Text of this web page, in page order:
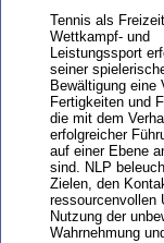
Tennis als
Wettkampf- und
Leistungssport
seiner
Bewältigung eine
Fertigkeiten und
die mit dem
erfolgreicher
auf einer Ebene
sind. NLP
Zielen, den
ressourcenvollen
Nutzung der
Wahrnehmung